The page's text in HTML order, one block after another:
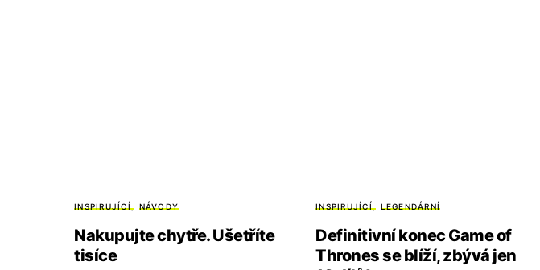
INSPIRUJÍCÍ NÁVODY
Nakupujte chytře. Ušetříte
tisíce
INSPIRUJÍCÍ LEGENDÁRNÍ
Definitivní konec Game of
Thrones se blíží, zbývá jen